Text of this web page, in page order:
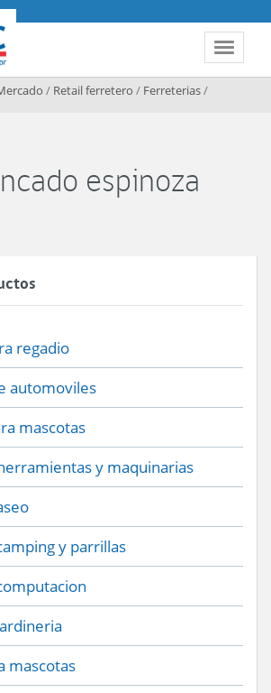
Toggle
/ Retail ferretero / Ferreterias/
compartir
espinoza
regadio
automoviles
mascotas
y maquinarias
y parrillas
mascotas